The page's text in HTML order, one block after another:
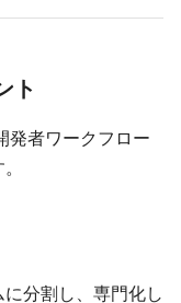
ト
発者ワークフロー
分割し、専門化し